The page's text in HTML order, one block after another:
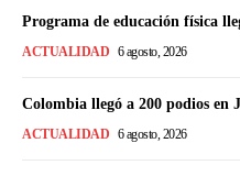
Programa de educación física
ACTUALIDAD 6 agosto, 2026
Colombia llegó a 200 podios en
ACTUALIDAD 6 agosto, 2026